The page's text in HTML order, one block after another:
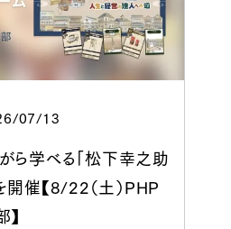
07/13
ら学べる「松下幸之助
開催【8/22（土）PHP